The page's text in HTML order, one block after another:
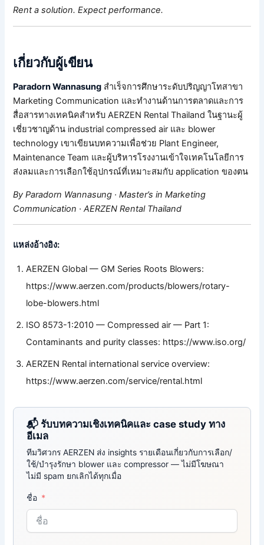
Rent a solution. Expect performance.
เกี่ยวกับผู้เขียน
Paradorn Wannasung สำเร็จการศึกษาระดับปริญญาโทสาขา
Marketing Communication และทำงานด้านการตลาดและการ
สื่อสารทางเทคนิคสำหรับ AERZEN Rental Thailand ในฐานะผู้
เชี่ยวชาญด้าน industrial compressed air และ blower
technology เขาเขียนบทความเพื่อช่วย Plant Engineer,
Maintenance Team และผู้บริหารโรงงานเข้าใจเทคโนโลยีการ
ส่งลมและการเลือกใช้อุปกรณ์ที่เหมาะสมกับ application ของตน
By Paradorn Wannasung · Master’s in Marketing
Communication · AERZEN Rental Thailand
แหล่งอ้างอิง:
AERZEN Global — GM Series Roots Blowers:
https://www.aerzen.com/products/blowers/rotary-
lobe-blowers.html
ISO 8573-1:2010 — Compressed air — Part 1:
Contaminants and purity classes: https://www.iso.org/
AERZEN Rental international service overview:
https://www.aerzen.com/service/rental.html
📬 รับบทความเชิงเทคนิคและ case study ทาง
อีเมล
ทีมวิศวกร AERZEN ส่ง insights รายเดือนเกี่ยวกับการเลือก/
ใช้/บำรุงรักษา blower และ compressor — ไม่มีโฆษณา
ไม่มี spam ยกเลิกได้ทุกเมื่อ
ชื่อ